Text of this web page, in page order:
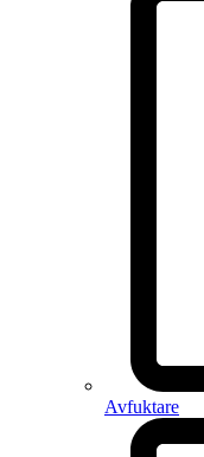
Avfuktare